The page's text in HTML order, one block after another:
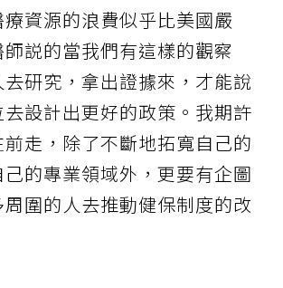
資源的浪費似乎比美國嚴
説的當我們有這樣的觀察
研究，拿出證據來，才能說
設計出更好的政策。我期許
走，除了不斷地拓寬自己的
的專業領域外，更要有企圖
圍的人去推動健保制度的改